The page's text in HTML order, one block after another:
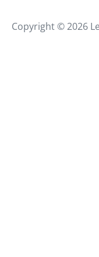
Copyright © 2026